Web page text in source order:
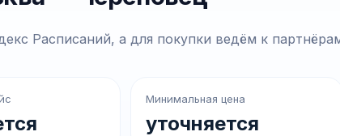
Расписаний, а для покупки ведём к
Минимальная цена
уточняется